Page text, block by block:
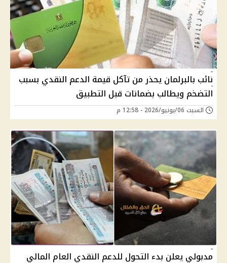
نائب بالبرلمان يحذر من تآكل قيمة الدعم النقدي بسبب
التضخم ويطالب بضمانات قبل التطبيق
السبت 06/يونيو/2026 - 12:58 م
مدبولي يعلن بدء التحول للدعم النقدي العام المالي